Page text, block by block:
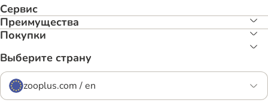
Сервис
Преимуществa
Покупки
Выберите страну
zooplus.com / en